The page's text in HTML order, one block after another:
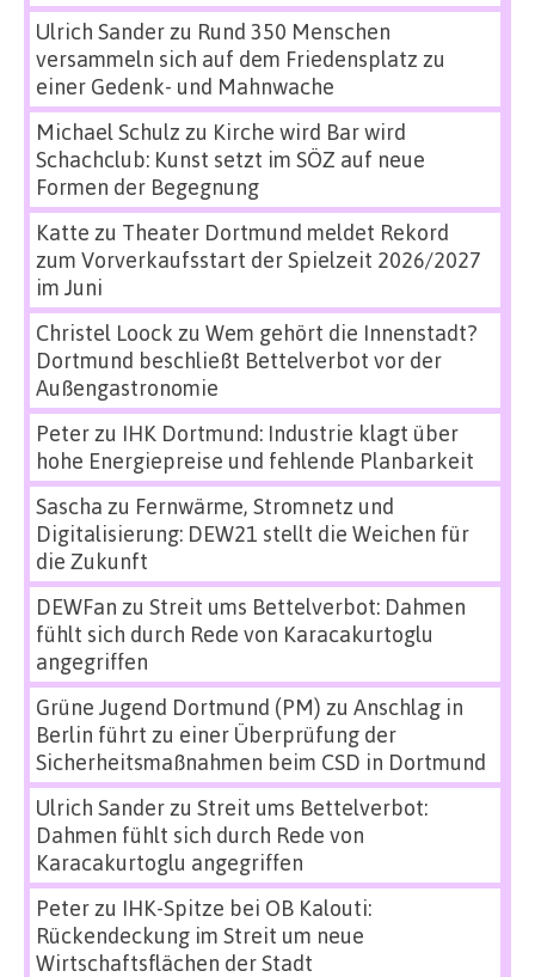
Ulrich Sanderzu Rund 350 Menschen
versammeln sich auf dem Friedensplatz zu
einer Gedenk- und Mahnwache
Michael Schulz zu Kirche wird Bar wird
Schachclub: Kunst setzt im SÖZ auf neue
Formen der Begegnung
Katte zu Theater Dortmund meldet Rekord
zum Vorverkaufsstart der Spielzeit 2026/2027
im Juni
Christel Loock zu Wem gehört die Innenstadt?
Dortmund beschließt Bettelverbot vor der
Außengastronomie
Peterzu IHK Dortmund: Industrie klagt über
hohe Energiepreise und fehlende Planbarkeit
Sascha zu Fernwärme, Stromnetz und
Digitalisierung: DEW21 stellt die Weichen für
die Zukunft
DEWFan zu Streit ums Bettelverbot: Dahmen
fühlt sich durch Rede von Karacakurtoglu
angegriffen
Grüne Jugend Dortmund (PM) zu Anschlag in
Berlin führt zu einer Überprüfung der
Sicherheitsmaßnahmen beim CSD in Dortmund
Ulrich Sanderzu Streit ums Bettelverbot:
Dahmen fühlt sich durch Rede von
Karacakurtoglu angegriffen
Peterzu IHK-Spitze bei OB Kalouti:
Rückendeckung im Streit um neue
Wirtschaftsflächen der Stadt